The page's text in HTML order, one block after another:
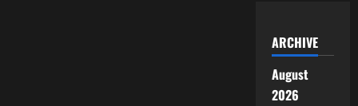
ARCHIVE
August
2026